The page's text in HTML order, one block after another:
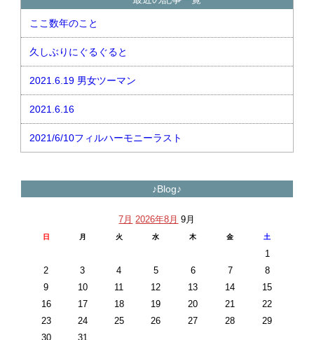
ここ数年のこと
久しぶりにぐるぐると
2021.6.19 男女ツーマン
2021.6.16
2021/6/10フィルハーモニーラスト
♪Blog♪
7月 2026年8月 9月
日 月 火 水 木 金 土
1
2
3 4 5 6 7
8
9
10 11 12 13 14
15
16
17 18 19 20 21
22
23
24 25 26 27 28
29
30
31